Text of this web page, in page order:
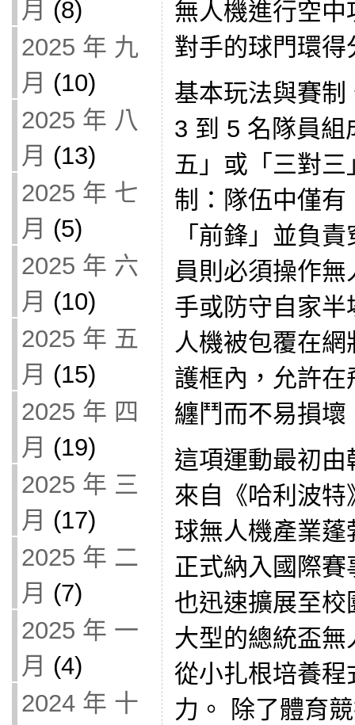
月 (8)
2025 年 九
月 (10)
2025 年 八
月 (13)
2025 年 七
月 (5)
2025 年 六
月 (10)
2025 年 五
月 (15)
2025 年 四
月 (19)
2025 年 三
月 (17)
2025 年 二
月 (7)
2025 年 一
月 (4)
2024 年 十
無人機進行空
對手的球門環得
基本玩法與賽
3 到 5 名隊員組
五」或「三對
制：隊伍中僅
「前鋒」並負
員則必須操作
手或防守自家
人機被包覆在
護框內，允許
纏鬥而不易損
這項運動最初
來自《哈利波
球無人機產業
正式納入國際
也迅速擴展至
大型的總統盃
從小扎根培養
力。 除了體育